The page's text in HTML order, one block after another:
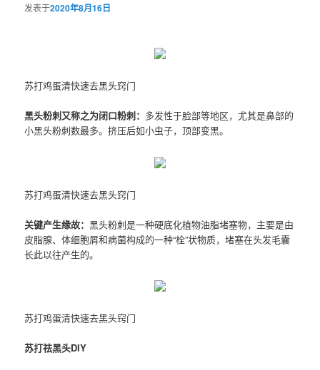
发表于2020年8月16日
苏打鸡蛋清快速去黑头窍门
黑头粉刺又称之为闭口粉刺： 多发性于脸部等地区，尤其是鼻部的
小黑头粉刺数最多。挤压后如小虫子，顶部变黑。
苏打鸡蛋清快速去黑头窍门
关键产生缘故：黑头粉刺是一种硬底化植物油脂堵塞物，主要是由
皮脂腺、体细胞屑和病菌构成的一种“栓”状物质，堵塞在头发毛囊
长此以往产生的。
苏打鸡蛋清快速去黑头窍门
苏打祛黑头DIY